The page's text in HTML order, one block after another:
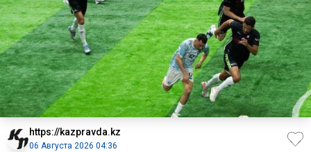
https://kazpravda.kz
06 Августа 2026 04:36